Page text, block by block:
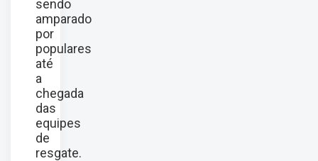
sendo
amparado
por
populares
até
a
chegada
das
equipes
de
resgate.